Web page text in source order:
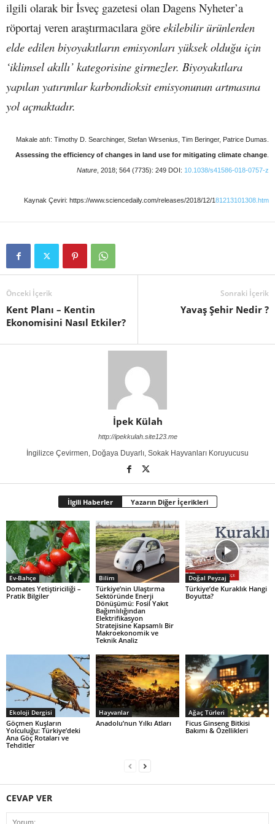
ilgili olarak bir İsveç gazetesi olan Dagens Nyheter’a
röportaj veren araştırmacılara göre ekilebilir ürünlerden
elde edilen biyoyakıtların emisyonları yüksek olduğu için
‘iklimsel akıllı’ kategorisine girmezler. Biyoyakıtlara
yapılan yatırımlar karbondioksit emisyonunun artmasına
yol açmaktadır.
Makale atıfı: Timothy D. Searchinger, Stefan Wirsenius, Tim Beringer, Patrice Dumas.
Assessing the efficiency of changes in land use for mitigating climate change
Nature , 2018; 564 (7735): 249 DOI: 10.1038/s41586-018-0757-z
Kaynak Çeviri: https://www.sciencedaily.com/releases/2018/12/181213101308.htm
Önceki İçerik
Kent Planı – Kentin
Ekonomisini Nasıl Etkiler?
Sonraki İçerik
Yavaş Şehir Nedir ?
İpek Külah
http://ipekkulah.site123.me
İngilizce Çevirmen, Doğaya Duyarlı, Sokak Hayvanları Koruyucusu
İlgili Haberler Yazarın Diğer İçerikleri
Ev-Bahçe
Domates Yetiştiriciliği –
Pratik Bilgiler
Bilim
Türkiye’nin Ulaştırma
Sektöründe Enerji
Dönüşümü: Fosil Yakıt
Bağımlılığından
Elektrifikasyon
Stratejisine Kapsamlı Bir
Makroekonomik ve
Teknik Analiz
Doğal Peyzaj
Türkiye’de Kuraklık Hangi
Boyutta?
Ekoloji Dergisi
Göçmen Kuşların
Yolculuğu: Türkiye’deki
Ana Göç Rotaları ve
Tehditler
Hayvanlar
Anadolu’nun Yılkı Atları
Ağaç Türleri
Ficus Ginseng Bitkisi
Bakımı & Özellikleri
CEVAP VER